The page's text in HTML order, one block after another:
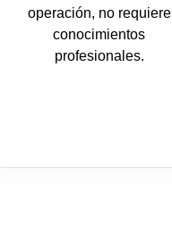
operación, no requiere
conocimientos
profesionales.